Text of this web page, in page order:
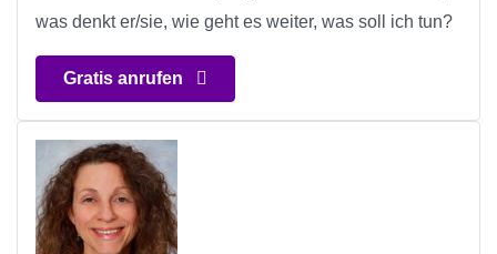
was denkt er/sie, wie geht es weiter, was soll ich tun?
Gratis anrufen